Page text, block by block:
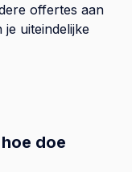
offertes aan
uiteindelijke
doe